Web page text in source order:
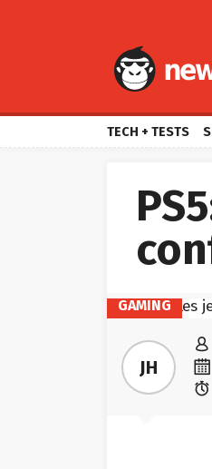
TECH + TESTS
GAMING
JH


